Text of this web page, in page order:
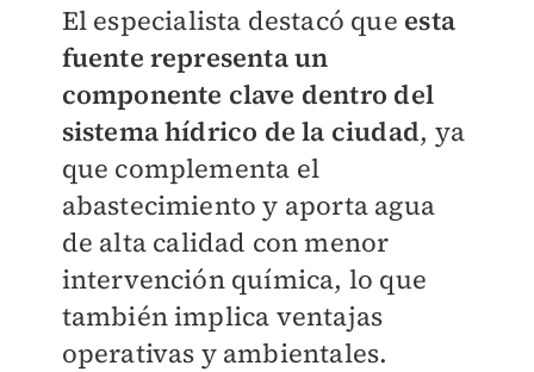
El especialista destacó que esta
fuente representa un
componente clave dentro del
sistema hídrico de la ciudad, ya
que complementa el
abastecimiento y aporta agua
de alta calidad con menor
intervención química, lo que
también implica ventajas
operativas y ambientales.